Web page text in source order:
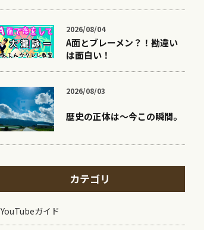
2026/08/04
A面とブレーメン？！勘違い
は面白い！
2026/08/03
歴史の正体は〜今この瞬間。
カテゴリ
YouTubeガイド